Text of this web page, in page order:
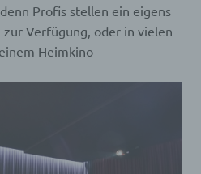
Profis stellen ein eigens
Verfügung, oder in vielen
Heimkino